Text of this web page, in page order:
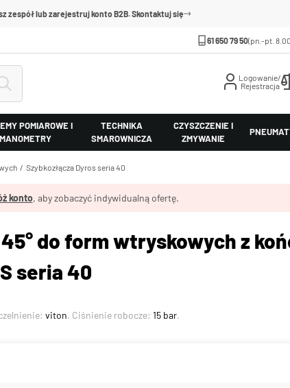
zespół lub zarejestruj konto B2B. Skontaktuj się
61 650 79 50(pn.-pt.
Logowanie/
Rejestracja
POMIAROWE I
MANOMETRY
TECHNIKA
SMAROWNICZA
CZYSZCZENIE I
ZMYWANIE
Szybkozłącza Dyros seria 40
konto, aby zobaczyć indywidualną ofertę.
do form wtryskowych z
seria 40
viton. Ciśnienie robocze: 15 bar.